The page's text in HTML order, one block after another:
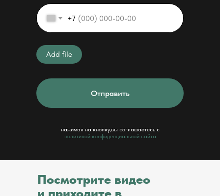
+7
Add file
Отправить
нажимая на кнопку,вы соглашаетесь с
политикой конфиденциальной сайта
Посмотрите видео
и приходите в